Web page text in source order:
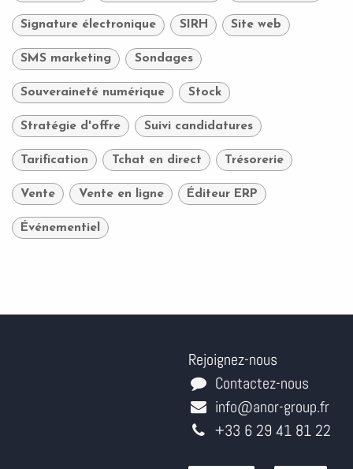
Signature électronique SIRH Site web
SMS marketing Sondages
Souveraineté numérique Stock
Stratégie d'offre Suivi candidatures
Tarification Tchat en direct Trésorerie
Vente Vente en ligne Éditeur ERP
Événementiel
Rejoignez-nous
Contactez-nous
info@anor-group.fr
+33 6 29 41 81 22